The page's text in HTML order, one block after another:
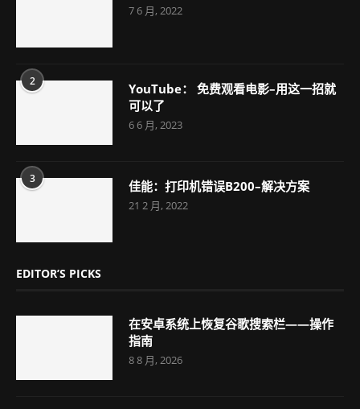
7 6 月, 2022
2
YouTube： 免费观看电影–用这一招就
可以了
6 6 月, 2023
3 佳能：打印机错误B200–解决方案
21 2 月, 2022
EDITOR’S PICKS
在安卓系统上恢复谷歌搜索栏——操作
指南
8 8 月, 2026